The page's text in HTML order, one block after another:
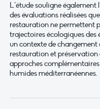
L’étude souligne
des évaluations réalisées
restauration ne permettent
trajectoires écologiques
un contexte de
restauration et
approches complémentaires
humides méditerranéennes.